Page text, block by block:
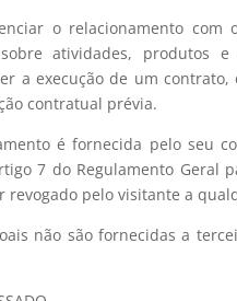
o relacionamento
atividades, produtos e
a execução de um
contratual prévia.
é fornecida pelo seu
7 do Regulamento Geral
revogado pelo visitante a
não são fornecidas a